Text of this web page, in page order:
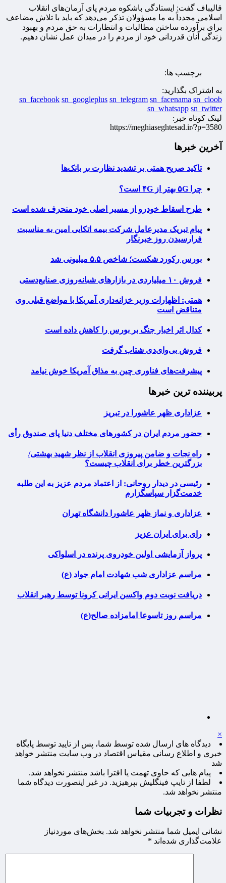
قالیباف گفت: ایستادگی باشکوه مردم پای آرمان‌های انقلاب
اسلامی مجدداً به ما مسؤولان تذکر می‌دهد که باید با تلاش مضاعف
برای برآورده ساختن مطالبات و انتظارات به حق مردم و بهبود
زندگی آنان قدردانی خود از مردم را در میدان عمل نشان دهیم.
برچسب ها:
به اشتراک بگذارید:
sn_facebook sn_googleplus sn_telegram sn_facenama sn_cloob
sn_whatsapp sn_twitter
لینک کوتاه خبر:
https://meghiaseghtesad.ir/?p=3580
آخرین خبرها
تاکید صریح همتی بر تشدید نظارت بر بانک‌ها
چرا ۵G بهتر از ۴G است؟
طرح اسقاط خودرو از مسیر اصلی خود منحرف شده است
پیام تبریک مدیرعامل شرکت بیمه اتکایی امین به مناسبت
فرارسیدن روز خبرنگار
بورس رکورد شکست؛ شاخص ۵.۵ میلیونی شد
فروش ۱۰ میلیاردی در بازارهای شبانه‌روزی صنایع‌دستی
همتی: اظهارات وزیر خزانه‌داری آمریکا با مواضع قبلی وی
متناقض است
کدال اثر اخبار جنگ بر بورس را کاهش داده است
فروش بی‌وای‌دی شتاب گرفت
پیشرفت‌های فناوری چین به مذاق آمریکا خوش نیامد
پربیننده ترین خبرها
عزاداری ظهر عاشورا در تبریز
حضور مردم ایران در کشورهای مختلف دنیا پای صندوق رأی
راه نجات و ضامن پیروزی انقلاب از نظر شهید بهشتی/
بزرگترین خطر برای انقلاب چیست؟
رئیسی در دیدار روحانی: از اعتماد مردم عزیز به این طلبه
خدمت‌گزار سپاسگزارم
عزاداری و نماز ظهر عاشورا دانشگاه تهران
رای برای ایران عزیز
پرواز آزمایشی اولین خودروی پرنده در اسلواکی
مراسم عزاداری شب شهادت امام جواد (ع)
دریافت نوبت دوم واکسن ایرانی کرونا توسط رهبر انقلاب
مراسم روز تاسوعا امامزاده صالح(ع)
×
دیدگاه های ارسال شده توسط شما، پس از تایید توسط پایگاه
خبری و اطلاع رسانی مقیاس اقتصاد در وب سایت منتشر خواهد
شد
پیام هایی که حاوی تهمت یا افترا باشد منتشر نخواهد شد.
لطفا از تایپ فینگلیش بپرهیزید. در غیر اینصورت دیدگاه شما
منتشر نخواهد شد.
نظرات و تجربیات شما
نشانی ایمیل شما منتشر نخواهد شد. بخش‌های موردنیاز
علامت‌گذاری شده‌اند *